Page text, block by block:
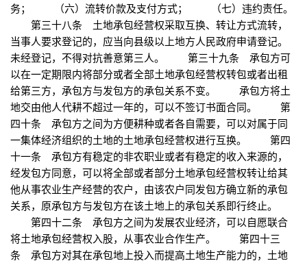
务； （六）流转价款及支付方式； （七）违约责任。
第三十八条 土地承包经营权采取互换、转让方式流转，
当事人要求登记的，应当向县级以上地方人民政府申请登记。
未经登记，不得对抗善意第三人。 第三十九条 承包方可
以在一定期限内将部分或者全部土地承包经营权转包或者出租
给第三方，承包方与发包方的承包关系不变。 承包方将土
地交由他人代耕不超过一年的，可以不签订书面合同。 第
四十条 承包方之间为方便耕种或者各自需要，可以对属于同
一集体经济组织的土地的土地承包经营权进行互换。 第四
十一条 承包方有稳定的非农职业或者有稳定的收入来源的，
经发包方同意，可以将全部或者部分土地承包经营权转让给其
他从事农业生产经营的农户，由该农户同发包方确立新的承包
关系，原承包方与发包方在该土地上的承包关系即行终止。
第四十二条 承包方之间为发展农业经济，可以自愿联合
将土地承包经营权入股，从事农业合作生产。 第四十三
条 承包方对其在承包地上投入而提高土地生产能力的，土地